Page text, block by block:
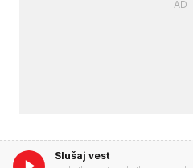
Slušaj vest